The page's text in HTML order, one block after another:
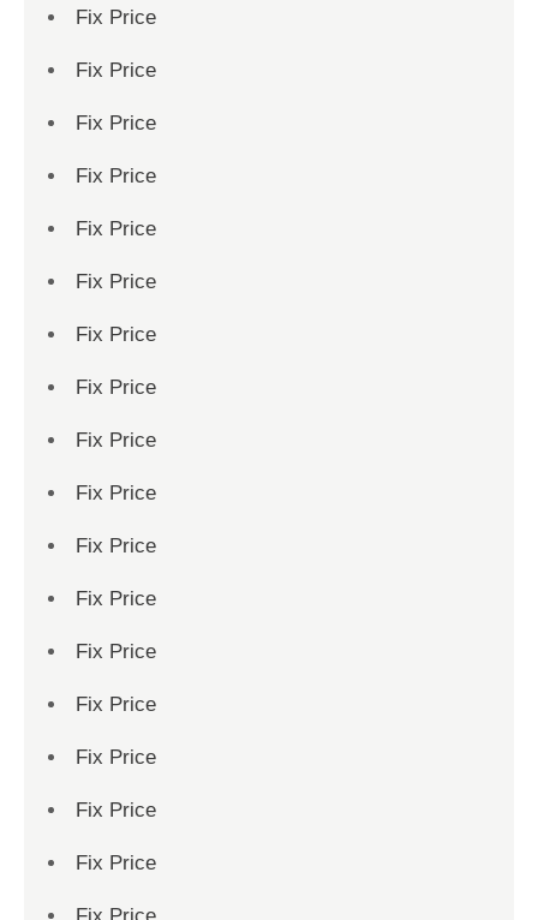
Fix Price
Fix Price
Fix Price
Fix Price
Fix Price
Fix Price
Fix Price
Fix Price
Fix Price
Fix Price
Fix Price
Fix Price
Fix Price
Fix Price
Fix Price
Fix Price
Fix Price